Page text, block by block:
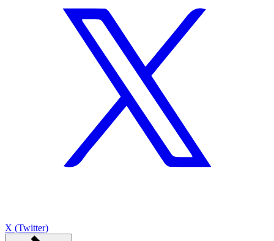
X (Twitter)